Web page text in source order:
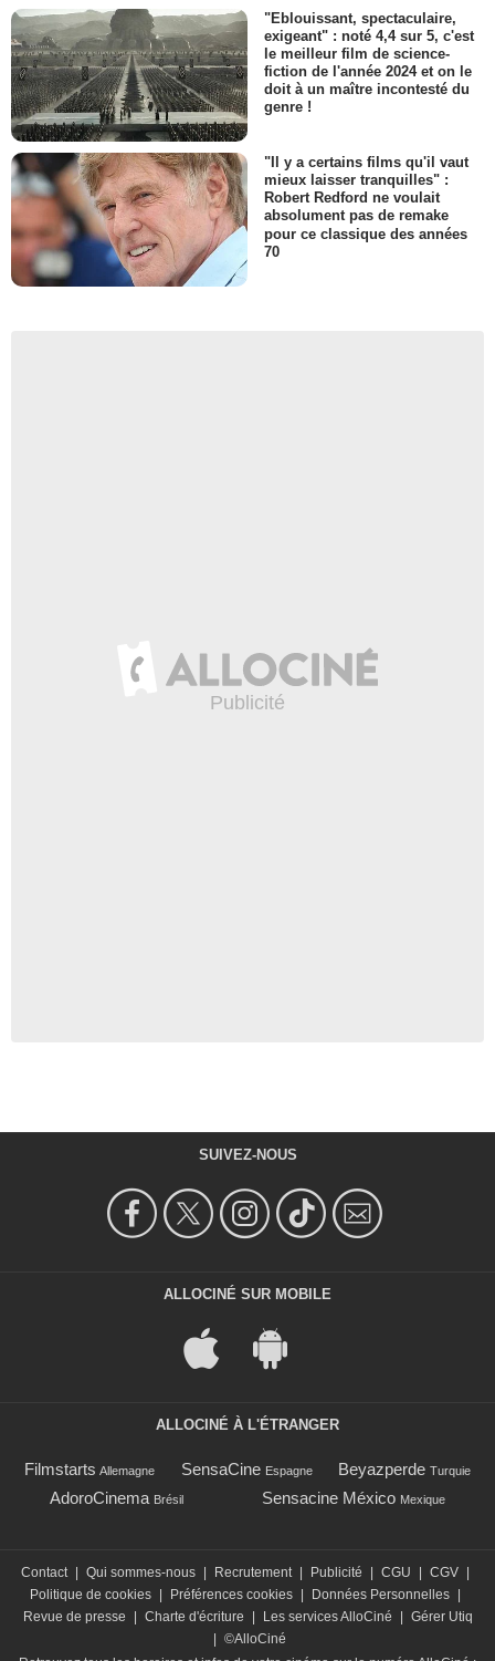
"Eblouissant, spectaculaire,
exigeant" : noté 4,4 sur 5, c'est
le meilleur film de science-
fiction de l'année 2024 et on le
doit à un maître incontesté du
genre !
"Il y a certains films qu'il vaut
mieux laisser tranquilles" :
Robert Redford ne voulait
absolument pas de remake
pour ce classique des années
70
SUIVEZ-NOUS
ALLOCINÉ SUR MOBILE
ALLOCINÉ À L'ÉTRANGER
Filmstarts Allemagne SensaCine Espagne Beyazperde Turquie
AdoroCinema Brésil Sensacine México Mexique
Contact | Qui sommes-nous | Recrutement | Publicité | CGU | CGV |
Politique de cookies | Préférences cookies | Données Personnelles |
Revue de presse
| Charte d'écriture | Les services AlloCiné | Gérer Utiq
| ©AlloCiné